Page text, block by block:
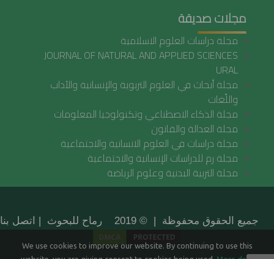
مجلات صديقة
مجلة دراسات العلوم الاسلامية
JOURNAL OF NATURAL AND APPLIED SCIENCES
URAL
مجلة أبحاث في العلوم التربوية والإنسانية والآداب
واللّغات
مجلة الذكاء الاصطناعي وتكنولوجيا المعلومات
مجلة العدالة والقانون
مجلة دراسات في العلوم الانسانية والاجتماعية
مجلة رم للدراسات الإنسانية والاجتماعية
مجلة التربية البدنية وعلوم الرياضة
جميع الحقوق محفوظة | © 2019 رماح للبحوث | اتصل بنا
We use cookies to improve our website. By continuing to use this